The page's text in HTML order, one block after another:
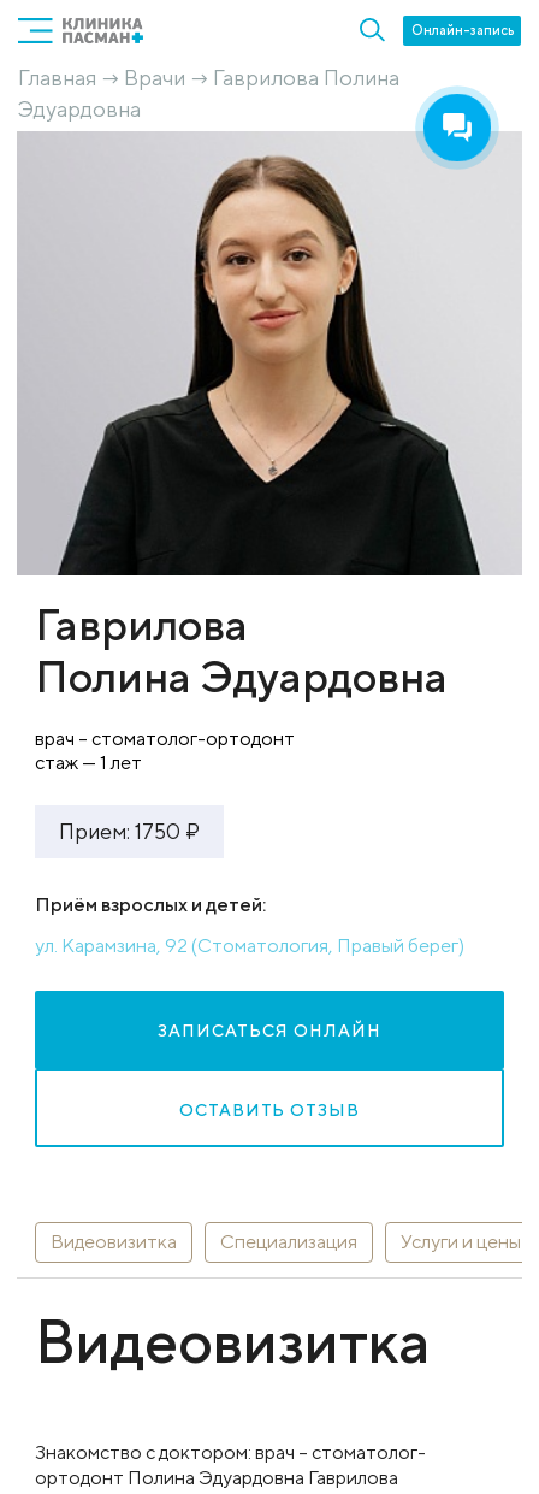
Онлайн-запись
Главная → Врачи → Гаврилова Полина
Эдуардовна
Гаврилова
Полина Эдуардовна
врач – стоматолог-ортодонт
стаж — 1 лет
Прием: 1750 ₽
Приём взрослых и детей:
ул. Карамзина, 92 (Стоматология, Правый берег)
ЗАПИСАТЬСЯ ОНЛАЙН
ОСТАВИТЬ ОТЗЫВ
Видеовизитка Специализация Услуги и цены
Видеовизитка
Знакомство с доктором: врач – стоматолог-
ортодонт Полина Эдуардовна Гаврилова